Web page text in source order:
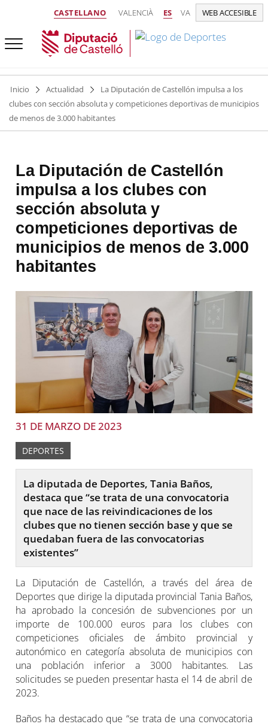
CASTELLANO VALENCIÀ ES VA WEB ACCESIBLE
Inicio Actualidad
La Diputación de Castellón impulsa a los
clubes con sección absoluta y competiciones deportivas de municipios
de menos de 3.000 habitantes
La Diputación de Castellón
impulsa a los clubes con
sección absoluta y
competiciones deportivas de
municipios de menos de 3.000
habitantes
31 DE MARZO DE 2023
DEPORTES
La diputada de Deportes, Tania Baños,
destaca que “se trata de una convocatoria
que nace de las reivindicaciones de los
clubes que no tienen sección base y que se
quedaban fuera de las convocatorias
existentes”
La Diputación de Castellón, a través del área de
Deportes que dirige la diputada provincial Tania Baños,
ha aprobado la concesión de subvenciones por un
importe de 100.000 euros para los clubes con
competiciones oficiales de ámbito provincial y
autonómico en categoría absoluta de municipios con
una población inferior a 3000 habitantes. Las
solicitudes se pueden presentar hasta el 14 de abril de
2023.
Baños ha destacado que “se trata de una convocatoria